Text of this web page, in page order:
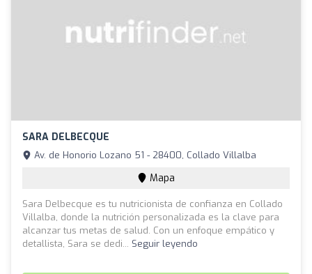
SARA DELBECQUE
Av. de Honorio Lozano 51 - 28400, Collado Villalba
Mapa
Sara Delbecque es tu nutricionista de confianza en Collado
Villalba, donde la nutrición personalizada es la clave para
alcanzar tus metas de salud. Con un enfoque empático y
detallista, Sara se dedi... Seguir leyendo